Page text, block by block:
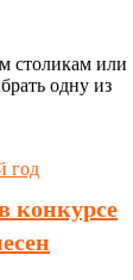
столикам или
одну из
год